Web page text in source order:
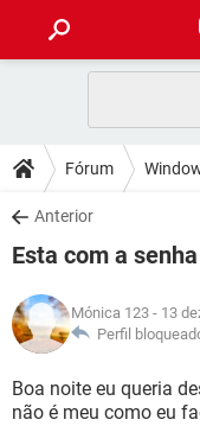
CELULAR
OUTLOOK
INSTAGRAM
GUIA DE COMPRAS
DICAS
JOGOS
INSTAGRAM
GUIA DE COMPRAS
DOWNLOADS
JOGOS
CELULAR
OUTLOOK
INSTAGRAM
GUIA DE COMPRAS
JOGOS
CELULAR
OUTLOOK
GLOSSÁRIO
CELULAR
Fórum
Anterior
Esta com a
Mónica 123 - 13
Perfil
Boa noite eu queria
não é meu como eu